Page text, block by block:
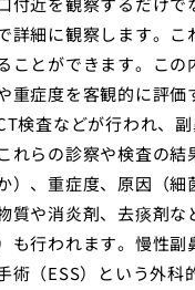
細に観察します。こ
とができます。こ
症度を客観的に評
検査などが行われ、
らの診察や検査の
、重症度、原因（
や消炎剤、去痰剤
行われます。慢性
（ESS）という外